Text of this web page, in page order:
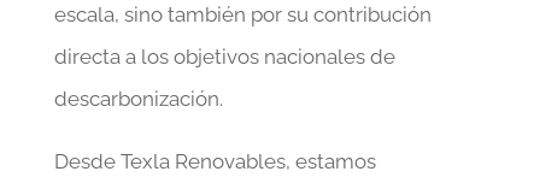
escala, sino también por su contribución
directa a los objetivos nacionales de
descarbonización.
Desde Texla Renovables, estamos